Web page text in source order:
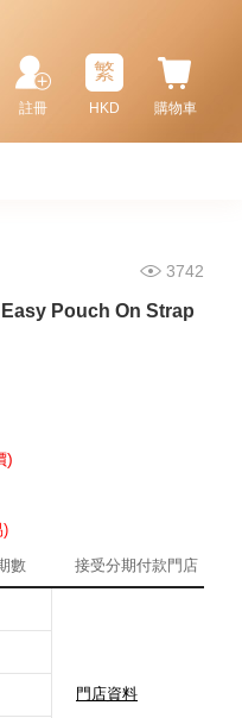
購物車
繁
HKD
註冊
3742
Pouch On Strap
)
)
數 接受分期付款門店
門店資料
威登 手袋
斜挎包
威登 手袋